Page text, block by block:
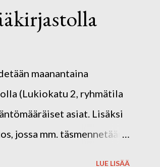
Kuvassa Hakolan
maanantaina
(Lukiokatu 2, ryhmätila
asiat. Lisäksi
jossa mm. täsmennetään
LUE LISÄÄ